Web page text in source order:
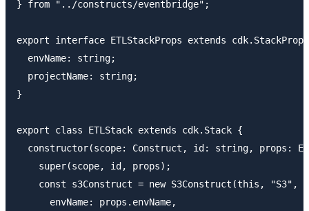
} from "../constructs/eventbridge";
export interface ETLStackProps extends
  envName: string;
  projectName: string;
}
export class ETLStack extends cdk.Stack {
constructor(scope: Construct, id: string, props:
    super(scope, id, props);
    const s3Construct = new S3Construct(this, "S3", {
      envName: props.envName,